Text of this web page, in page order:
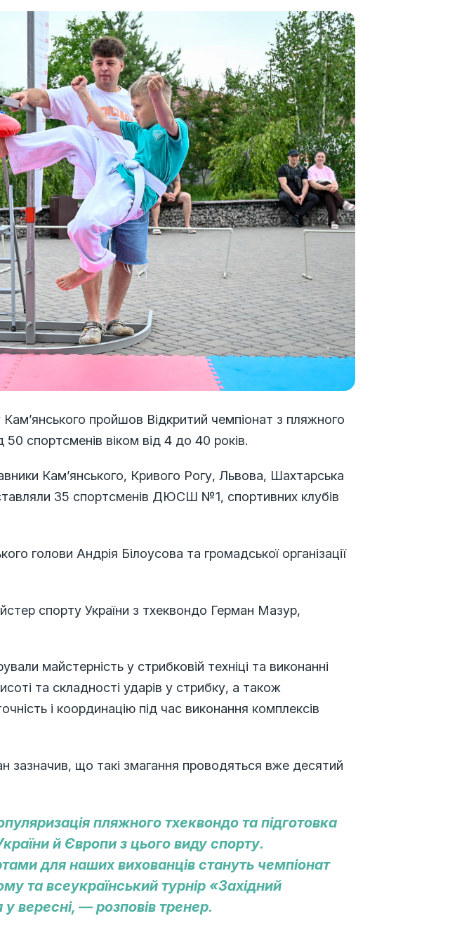
пройшов Відкритий чемпіонат з пляжного
спортсменів віком від 4 до 40 років.
Кам’янського, Кривого Рогу, Львова, Шахтарська
35 спортсменів ДЮСШ №1, спортивних клубів
голови Андрія Білоусова та громадської організації
спорту України з тхеквондо Герман Мазур,
майстерність у стрибковій техніці та виконанні
та складності ударів у стрибку, а також
і координацію під час виконання комплексів
що такі змагання проводяться вже десятий
пляжного тхеквондо та підготовка
й Європи з цього виду спорту.
для наших вихованців стануть чемпіонат
та всеукраїнський турнір «Західний
вересні, — розповів тренер.